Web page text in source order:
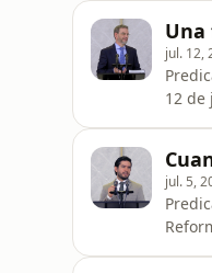
Una
jul. 12,
12 de
jul. 5,